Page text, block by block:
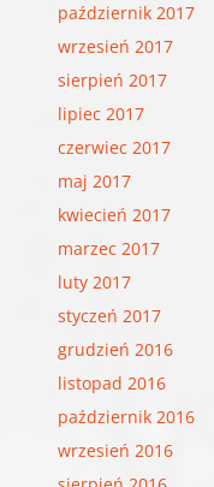
październik 2017
wrzesień 2017
sierpień 2017
lipiec 2017
czerwiec 2017
maj 2017
kwiecień 2017
marzec 2017
luty 2017
styczeń 2017
grudzień 2016
listopad 2016
październik 2016
wrzesień 2016